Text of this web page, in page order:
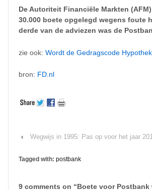
De Autoriteit Financiële Markten
30.000 boete opgelegd wegens foute
derde van de adviezen was de
zie ook: Wordt de Gedragscode
bron: FD.nl
‹ Wegwijs in 1995: Pas op voor het jaar
Tagged with: postbank
9 comments on “Boete voor